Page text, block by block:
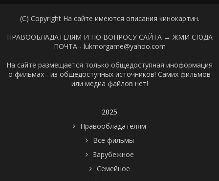
(C) Copyright На сайте имеются описания кинокартин.
ПРАВООБЛАДАТЕЛЯМ И ПО ВОПРОСУ САЙТА → ЖМИ СЮДА
ПОЧТА - lukmorgame@yahoo.com
На сайте размещается только общедоступная иноформация
о фильмах - из общедоступных источников! Самих фильмов
или медиа файлов нет!
2025
Правообладателям
Все фильмы
Зарубежное
Семейное